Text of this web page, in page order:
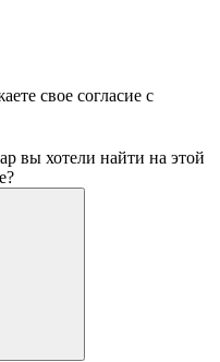
свое согласие с
вы хотели найти на этой